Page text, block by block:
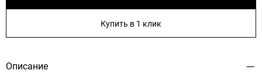
Купить в 1 клик
Описание